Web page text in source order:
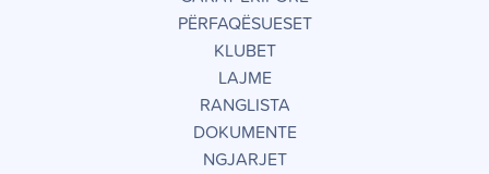
PËRFAQËSUESET
KLUBET
LAJME
RANGLISTA
DOKUMENTE
NGJARJET